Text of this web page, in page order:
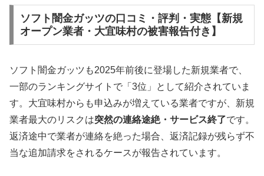
ソフト闇金ガッツの口コミ・評判・実態【新規
オープン業者・大宜味村の被害報告付き】
ソフト闇金ガッツも2025年前後に登場した新規業者で、
一部のランキングサイトで「3位」として紹介されていま
す。大宜味村からも申込みが増えている業者ですが、新規
業者最大のリスクは突然の連絡途絶・サービス終了です。
返済途中で業者が連絡を絶った場合、返済記録が残らず不
当な追加請求をされるケースが報告されています。